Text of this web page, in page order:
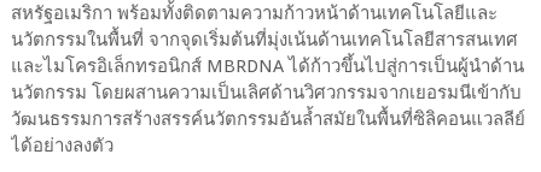
สหรัฐอเมริกา พร้อมทั้งติดตามความก้าวหน้าด้านเทคโนโลยีและ
นวัตกรรมในพื้นที่ จากจุดเริ่มต้นที่มุ่งเน้นด้านเทคโนโลยีสารสนเทศ
และไมโครอิเล็กทรอนิกส์ MBRDNA ได้ก้าวขึ้นไปสู่การเป็นผู้นำด้าน
นวัตกรรม โดยผสานความเป็นเลิศด้านวิศวกรรมจากเยอรมนีเข้ากับ
วัฒนธรรมการสร้างสรรค์นวัตกรรมอันล้ำสมัยในพื้นที่ซิลิคอนแวลลีย์
ได้อย่างลงตัว